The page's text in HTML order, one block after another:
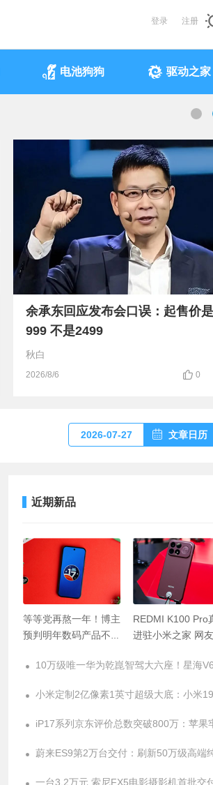
登录 注册
电池狗狗 驱动之家
余承东回应发布会口误：起售价
999 不是2499
秋白
2026/8/6 0
2026-07-27 文章日历
近期新品
等等党再熬一年！博主
预判明年数码产品不再
REDMI K100 Pro
进驻小米之家 网